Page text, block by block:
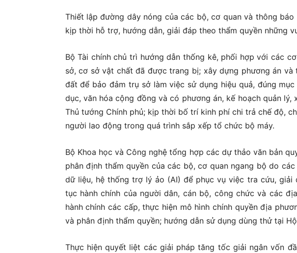
Thiết lập đường dây nóng của các bộ, cơ quan và thông
kịp thời hỗ trợ, hướng dẫn, giải đáp theo thẩm quyền những
Bộ Tài chính chủ trì hướng dẫn thống kê, phối hợp với các
sở, cơ sở vật chất đã được trang bị; xây dựng phương án
đất để bảo đảm trụ sở làm việc sử dụng hiệu quả, đúng
dục, văn hóa cộng đồng và có phương án, kế hoạch quản
Thủ tướng Chính phủ; kịp thời bố trí kinh phí chi trả chế độ,
người lao động trong quá trình sắp xếp tổ chức bộ máy.
Bộ Khoa học và Công nghệ tổng hợp các dự thảo văn bản
phân định thẩm quyền của các bộ, cơ quan ngang bộ do
dữ liệu, hệ thống trợ lý ảo (AI) để phục vụ việc tra cứu,
tục hành chính của người dân, cán bộ, công chức và các
hành chính các cấp, thực hiện mô hình chính quyền địa
và phân định thẩm quyền; hướng dẫn sử dụng dùng thử tại
Thực hiện quyết liệt các giải pháp tăng tốc giải ngân vốn